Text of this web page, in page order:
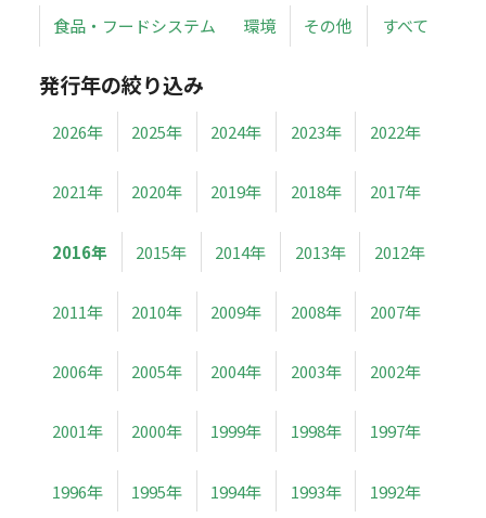
食品・フードシステム 環境 その他 すべて
発行年の絞り込み
2026年 2025年 2024年 2023年 2022年
2021年 2020年 2019年 2018年 2017年
2016年 2015年 2014年 2013年 2012年
2011年 2010年 2009年 2008年 2007年
2006年 2005年 2004年 2003年 2002年
2001年 2000年 1999年 1998年 1997年
1996年 1995年 1994年 1993年 1992年